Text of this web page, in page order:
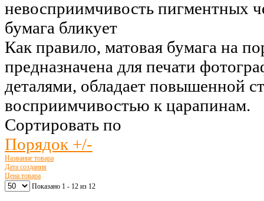
невосприимчивость пигментных
бумага бликует
Как правило, матовая бумага на
предназначена для печати
деталями, обладает повышенной
восприимчивостью к царапинам.
Сортировать по
Порядок +/-
Название товара
Дата создания
Цена товара
Показано 1 - 12 из 12